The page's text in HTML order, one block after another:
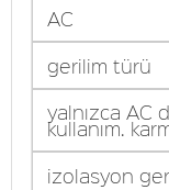
AC
gerilim türü
yalnızca AC
kullanım.
izolasyon